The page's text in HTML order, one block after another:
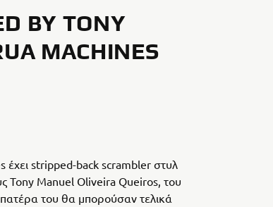
BY TONY
MACHINES
έχει stripped-back scrambler στυλ
Tony Manuel Oliveira Queiros, του
του θα μπορούσαν τελικά